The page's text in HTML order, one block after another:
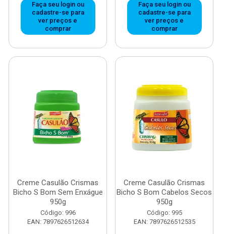
Faça seu login ou
cadastre-se para
ver preços e
comprar
Faça seu login ou
cadastre-se para
ver preços e
comprar
Creme Casulão Crismas
Bicho S Bom Sem Enxágue
950g
Código: 996
EAN: 7897626512634
Creme Casulão Crismas
Bicho S Bom Cabelos Secos
950g
Código: 995
EAN: 7897626512535